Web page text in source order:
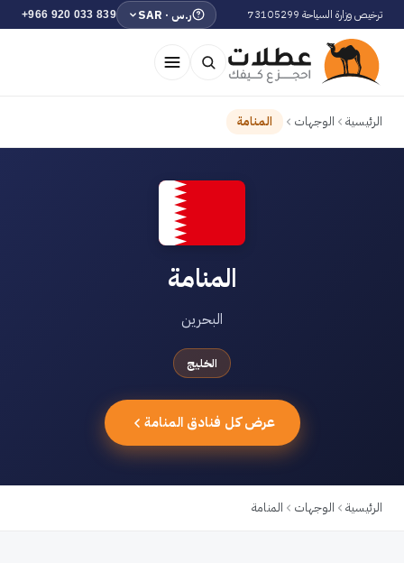
ترخيص وزارة السياحة 73105299 ر.س · SAR +966 920 033 839
الرئيسية الوجهات المنامة
المنامة
البحرين
الخليج
عرض كل فنادق المنامة
الرئيسية الوجهات المنامة